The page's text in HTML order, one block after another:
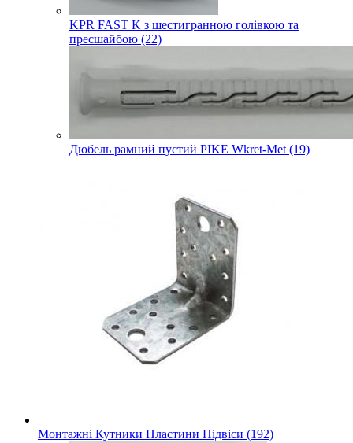
KPR FAST K з шестигранною голівкою та
пресшайбою (22)
Дюбель рамний пустий PIKE Wkret-Met (19)
Монтажні Кутники Пластини Підвіси (192)